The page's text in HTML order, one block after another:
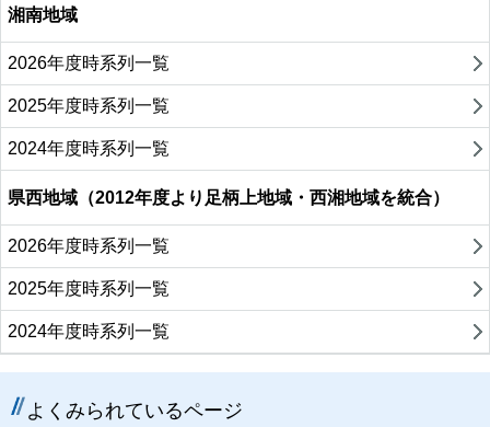
湘南地域
2026年度時系列一覧
2025年度時系列一覧
2024年度時系列一覧
県西地域（2012年度より足柄上地域・西湘地域を統合）
2026年度時系列一覧
2025年度時系列一覧
2024年度時系列一覧
よくみられているページ